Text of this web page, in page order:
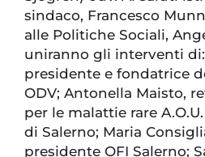
sindaco, Francesco
alle Politiche Sociali,
uniranno gli interventi
presidente e fondatrice
ODV; Antonella Maisto,
per le malattie rare
di Salerno; Maria
presidente OFI Salerno;